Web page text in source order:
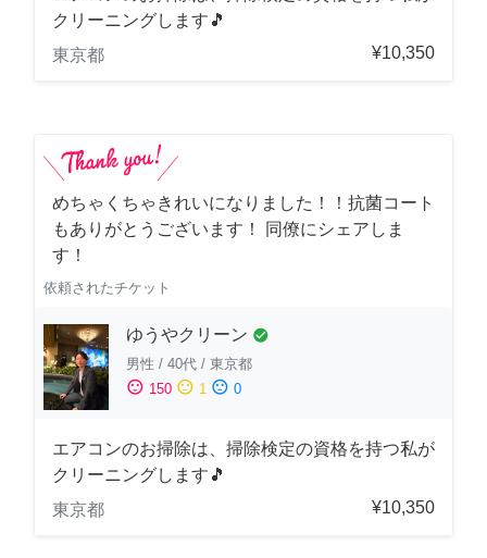
クリーニングします🎵
東京都
¥10,350
めちゃくちゃきれいになりました！！抗菌コート
もありがとうございます！ 同僚にシェアしま
す！
依頼されたチケット
ゆうやクリーン check_circle
男性 / 40代 / 東京都
sentiment_satisfied 150 sentiment_neutral 1 sentiment_dissatisfied 0
エアコンのお掃除は、掃除検定の資格を持つ私が
クリーニングします🎵
東京都
¥10,350